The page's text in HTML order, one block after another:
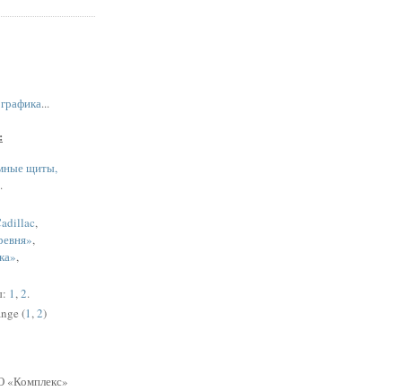
графика...
щиты,
.
,
,
,
1,2.
(1,2)